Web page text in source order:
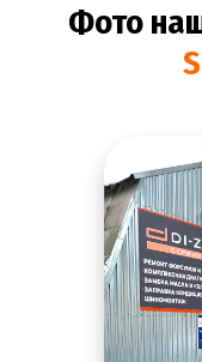
Фото